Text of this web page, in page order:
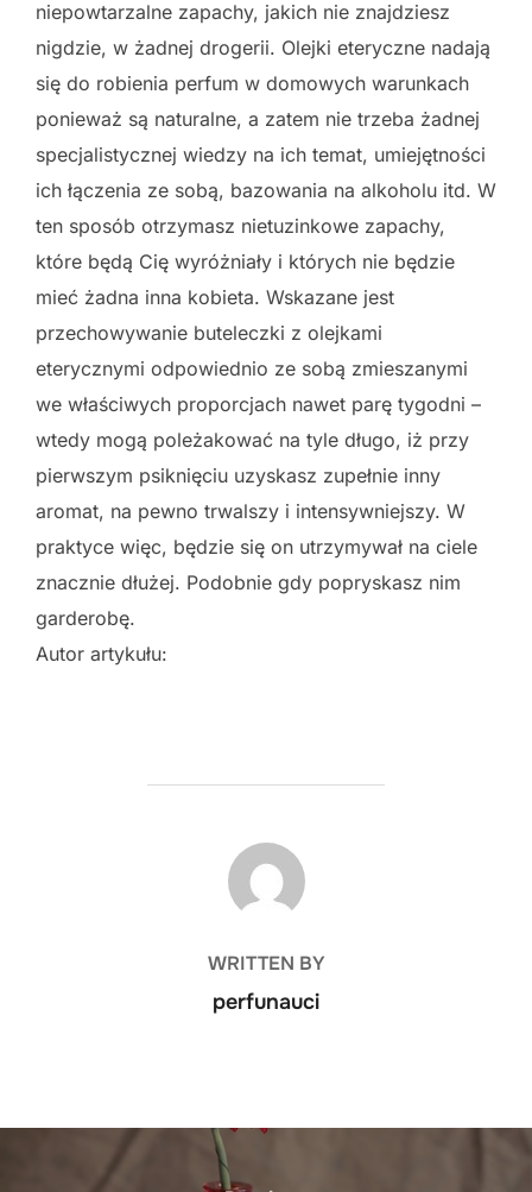
niepowtarzalne zapachy, jakich nie znajdziesz
nigdzie, w żadnej drogerii. Olejki eteryczne nadają
się do robienia perfum w domowych warunkach
ponieważ są naturalne, a zatem nie trzeba żadnej
specjalistycznej wiedzy na ich temat, umiejętności
ich łączenia ze sobą, bazowania na alkoholu itd. W
ten sposób otrzymasz nietuzinkowe zapachy,
które będą Cię wyróżniały i których nie będzie
mieć żadna inna kobieta. Wskazane jest
przechowywanie buteleczki z olejkami
eterycznymi odpowiednio ze sobą zmieszanymi
we właściwych proporcjach nawet parę tygodni –
wtedy mogą poleżakować na tyle długo, iż przy
pierwszym psiknięciu uzyskasz zupełnie inny
aromat, na pewno trwalszy i intensywniejszy. W
praktyce więc, będzie się on utrzymywał na ciele
znacznie dłużej. Podobnie gdy popryskasz nim
garderobę.
Autor artykułu:
POST AUTHOR
WRITTEN BY
perfunauci
Nawigacja